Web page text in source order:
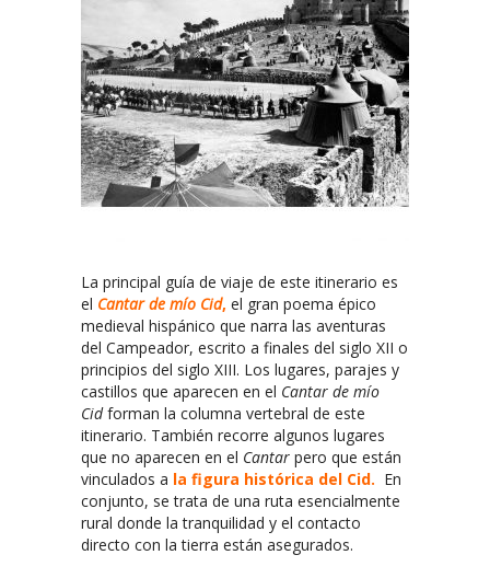
La principal guía de viaje de este itinerario es
el Cantar de mío Cid, el gran poema épico
medieval hispánico que narra las aventuras
del Campeador, escrito a finales del siglo XII o
principios del siglo XIII. Los lugares, parajes y
castillos que aparecen en el Cantar de mío
Cidforman la columna vertebral de este
itinerario. También recorre algunos lugares
que no aparecen en el Cantar pero que están
vinculados a la figura histórica del Cid. En
conjunto, se trata de una ruta esencialmente
rural donde la tranquilidad y el contacto
directo con la tierra están asegurados.